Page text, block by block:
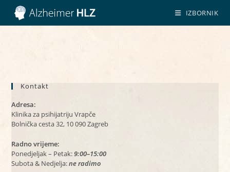
Preskoči
sadržaj
IZBORNIK
Kontakt
Adresa:
Klinika za psihijatriju Vrapče
Bolnička cesta 32, 10 090 Zagreb
Radno vrijeme:
Ponedjeljak – Petak:9:00–15:00
Subota & Nedjelja:ne radimo